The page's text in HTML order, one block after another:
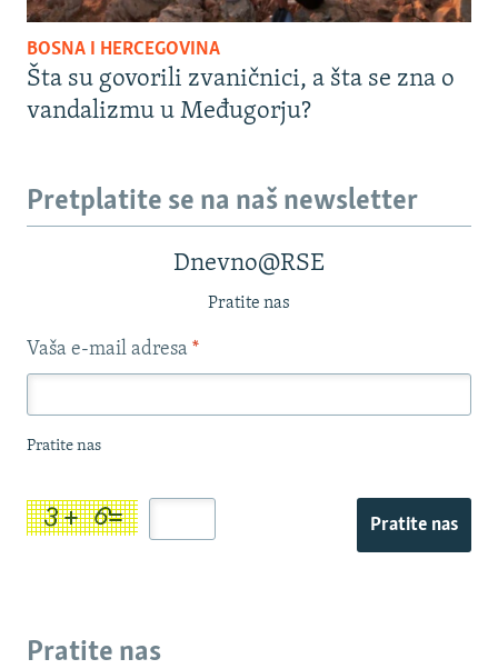
BOSNA I HERCEGOVINA
Šta su govorili zvaničnici, a šta se zna o
vandalizmu u Međugorju?
Pretplatite se na naš newsletter
Dnevno@RSE
Pratite nas
Vaša e-mail adresa *
Pratite nas
Pratite nas
Pratite nas